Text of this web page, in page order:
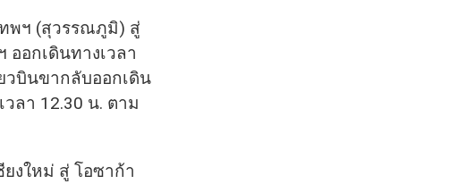
ทพฯ (สุวรรณภูมิ) สู่
ออกเดินทางเวลา
วบินขากลับออกเดิน
วลา 12.30 น. ตาม
งใหม่ สู่ โอซาก้า